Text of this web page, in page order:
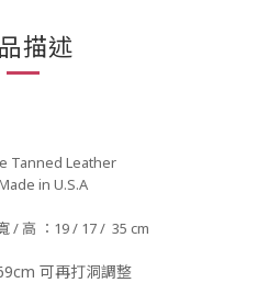
描述
Tanned Leather
in U.S.A
/ 高 ：19/ 17 / 35 cm
可再打洞調整